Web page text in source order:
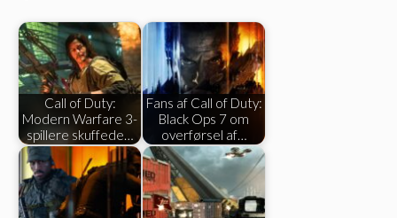
Call of Duty:
Modern Warfare 3-
spillere skuffede…
Fans af Call of Duty:
Black Ops 7 om
overførsel af…